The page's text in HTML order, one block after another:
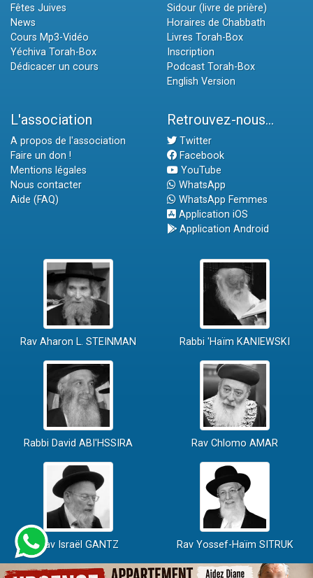
Fêtes Juives
News
Cours Mp3-Vidéo
Yéchiva Torah-Box
Dédicacer un cours
Sidour (livre de prière)
Horaires de Chabbath
Livres Torah-Box
Inscription
Podcast Torah-Box
English Version
L'association
A propos de l'association
Faire un don !
Mentions légales
Nous contacter
Aide (FAQ)
Retrouvez-nous...
Twitter
Facebook
YouTube
WhatsApp
WhatsApp Femmes
Application iOS
Application Android
Rav Aharon L. STEINMAN Rabbi 'Haïm KANIEWSKI
Rabbi David ABI'HSSIRA Rav Chlomo AMAR
Rav Israël GANTZ Rav Yossef-Haïm SITRUK